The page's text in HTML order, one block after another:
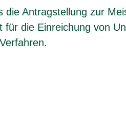
die Antragstellung zur
für die Einreichung von